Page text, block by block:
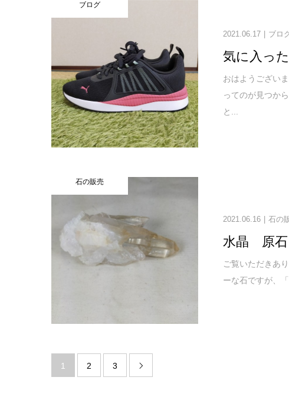
ブログ
2021.06.17 ブロ
気に入っ
おはようござい
ってのが見つか
と...
石の販売
2021.06.16 石の
水晶 原
ご覧いただきあ
ーな石ですが、
1 2 3 